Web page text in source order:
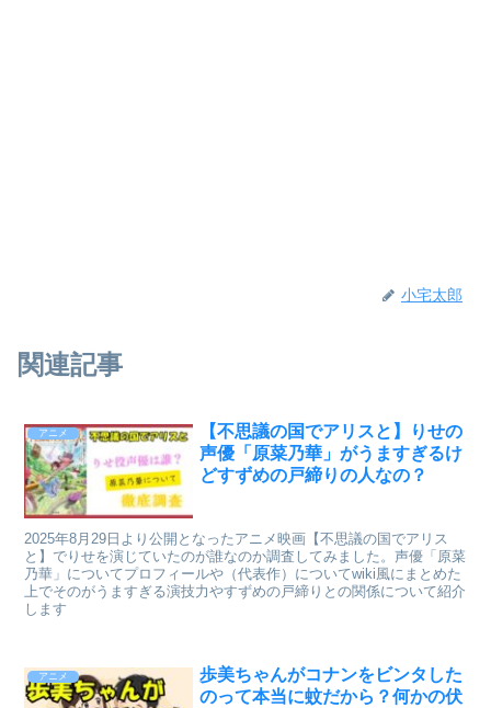
小宅太郎
関連記事
アニメ
【不思議の国でアリスと】りせの
声優「原菜乃華」がうますぎるけ
どすずめの戸締りの人なの？
2025年8月29日より公開となったアニメ映画【不思議の国でアリス
と】でりせを演じていたのが誰なのか調査してみました。声優「原菜
乃華」についてプロフィールや（代表作）についてwiki風にまとめた
上でそのがうますぎる演技力やすずめの戸締りとの関係について紹介
します
アニメ
歩美ちゃんがコナンをビンタした
のって本当に蚊だから？何かの伏